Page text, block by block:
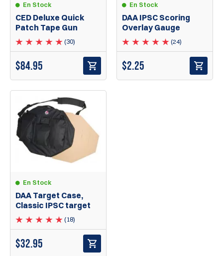
En Stock
CED Deluxe Quick
Patch Tape Gun
(30)
$84.95
En Stock
DAA IPSC Scoring
Overlay Gauge
(24)
$2.25
En Stock
DAA Target Case,
Classic IPSC target
(18)
$32.95